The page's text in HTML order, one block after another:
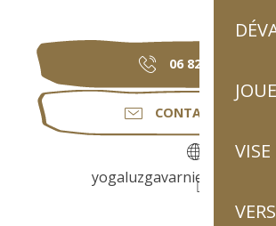
06 82 30 46
CONTACTEZ-NOUS